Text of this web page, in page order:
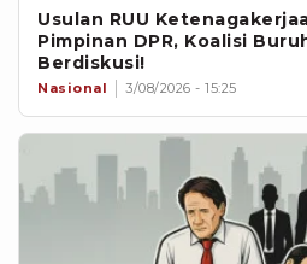
Usulan RUU
Pimpinan DPR, Koalisi
Berdiskusi!
Nasional 3/08/2026 - 15:25